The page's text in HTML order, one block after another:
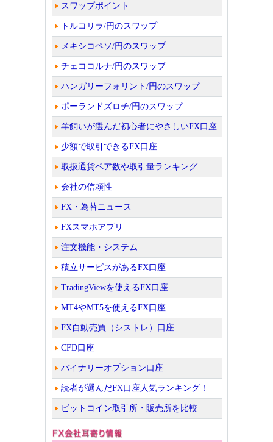
スワップポイント
トルコリラ/円のスワップ
メキシコペソ/円のスワップ
チェココルナ/円のスワップ
ハンガリーフォリント/円のスワップ
ポーランドズロチ/円のスワップ
羊飼いが選んだ初心者にやさしいFX口座
少額で取引できるFX口座
取扱通貨ペア数や取引量ランキング
会社の信頼性
FX・為替ニュース
FXスマホアプリ
注文機能・システム
積立サービスがあるFX口座
TradingViewを使えるFX口座
MT4やMT5を使えるFX口座
FX自動売買（シストレ）口座
CFD口座
バイナリーオプション口座
読者が選んだFX口座人気ランキング！
ビットコイン取引所・販売所を比較